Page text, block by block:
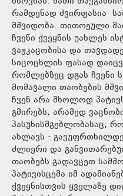
რამდენად ძვირფასია
მშვიდობა. თითოეული
ჩვენი ქვეყნის უახლეს
ვაჟკაცობისა და
სიცოცხლის ფასად
რომლებზეც დგას ჩვენი
მომავალი თაობების
ჩვენ არა მხოლოდ
გმირებს, არამედ
პასუხისმგებლობასაც,
ახლავს -
ძლიერი და
თაობებს გადავცეთ
პატივისცემა იმ
ქვეყნისთვის ყველაზე